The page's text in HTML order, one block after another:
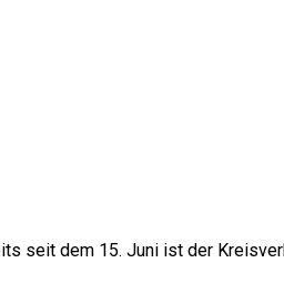
seit dem 15. Juni ist der